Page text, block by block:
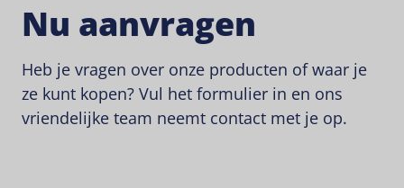
Nu aanvragen
Heb je vragen over onze producten of waar je
ze kunt kopen? Vul het formulier in en ons
vriendelijke team neemt contact met je op.